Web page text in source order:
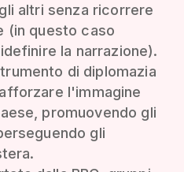
altri senza ricorrere
(in questo caso
la narrazione).
di diplomazia
l'immagine
promuovendo gli
gli